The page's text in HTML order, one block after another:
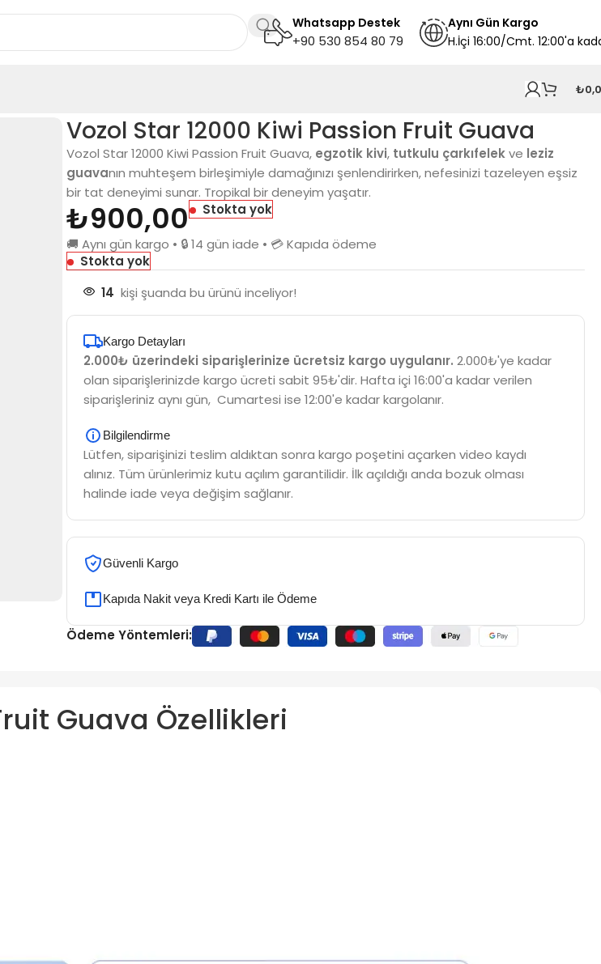
Whatsapp Destek
+90 530 854 80 79
Aynı Gün Kargo
H.İçi 16:00/Cmt. 12:00'a
₺
Vozol Star 12000 Kiwi Passion Fruit Guava
Vozol Star 12000 Kiwi Passion Fruit Guava, egzotik kivi, tutkulu çarkıfelekve leziz
guavanın muhteşem birleşimiyle damağınızı şenlendirirken, nefesinizi tazeleyen eşsiz
bir tat deneyimi sunar. Tropikal bir deneyim yaşatır.
₺900,00 Stokta yok
🚚 Aynı gün kargo • 🔒 14 gün iade • 💳 Kapıda ödeme
Stokta yok
14 kişi şuanda bu ürünü inceliyor!
Kargo Detayları
2.000₺ üzerindeki siparişlerinize ücretsiz kargo uygulanır. 2.000₺'ye kadar
olan siparişlerinizde kargo ücreti sabit 95₺'dir. Hafta içi 16:00'a kadar verilen
siparişleriniz aynı gün, Cumartesi ise 12:00'e kadar kargolanır.
Bilgilendirme
Lütfen, siparişinizi teslim aldıktan sonra kargo poşetini açarken video kaydı
alınız. Tüm ürünlerimiz kutu açılım garantilidir. İlk açıldığı anda bozuk olması
halinde iade veya değişim sağlanır.
Güvenli Kargo
Kapıda Nakit veya Kredi Kartı ile Ödeme
Ödeme Yöntemleri:
Guava Özellikleri